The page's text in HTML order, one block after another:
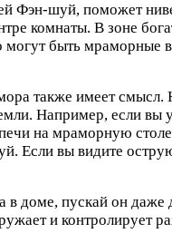
Фэн-шуй, поможет
комнаты. В зоне
быть мраморные
также имеет смысл.
Например, если вы
на мраморную
Если вы видите
в доме, пускай он
и